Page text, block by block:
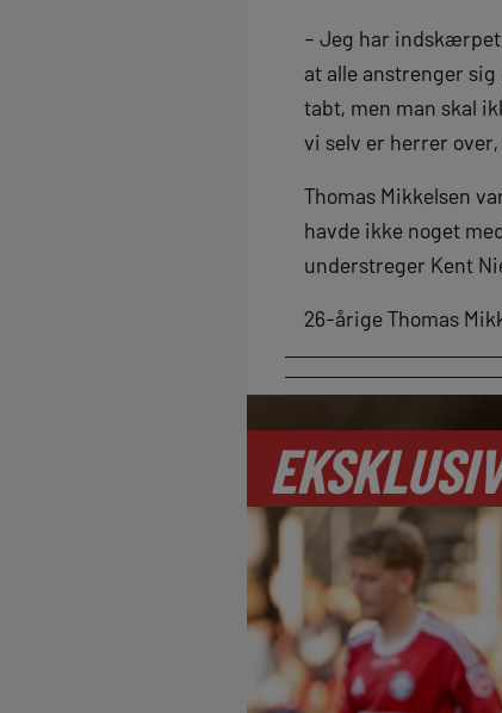
– Jeg har
at alle anstrenger
tabt, men man skal
vi selv er herrer
Thomas Mikkelsen
havde ikke noget
understreger Kent
26-årige Thomas